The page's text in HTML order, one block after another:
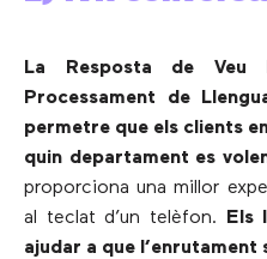
La Resposta de Veu
Processament de
permetre que els clients
quin departament es
proporciona una millor
al teclat d’un telèfon.
Els
ajudar a que l’enrutament